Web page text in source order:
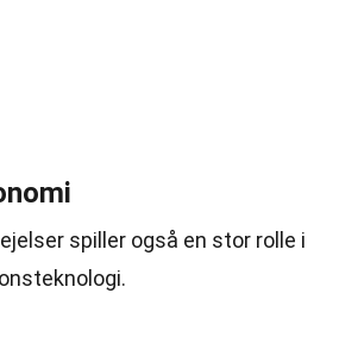
spiller også en stor rolle i